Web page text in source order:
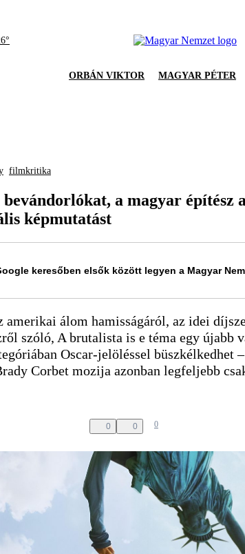
ORBÁN VIKTOR MAGYAR PÉTER
filmkritika
a magyar építész
képmutatást
keresőben elsők között legyen a Magyar
álom hamisságáról, az idei
szóló, A brutalista is e téma egy újabb
Oscar-jelöléssel büszkélkedhet
Corbet mozija azonban legfeljebb
0 0 0